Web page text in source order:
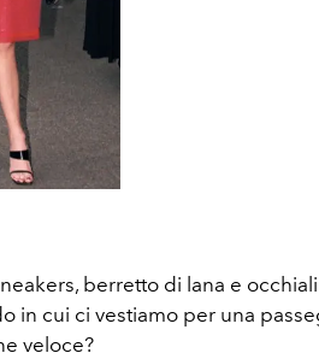
berretto di lana e
in cui ci vestiamo per una
veloce?